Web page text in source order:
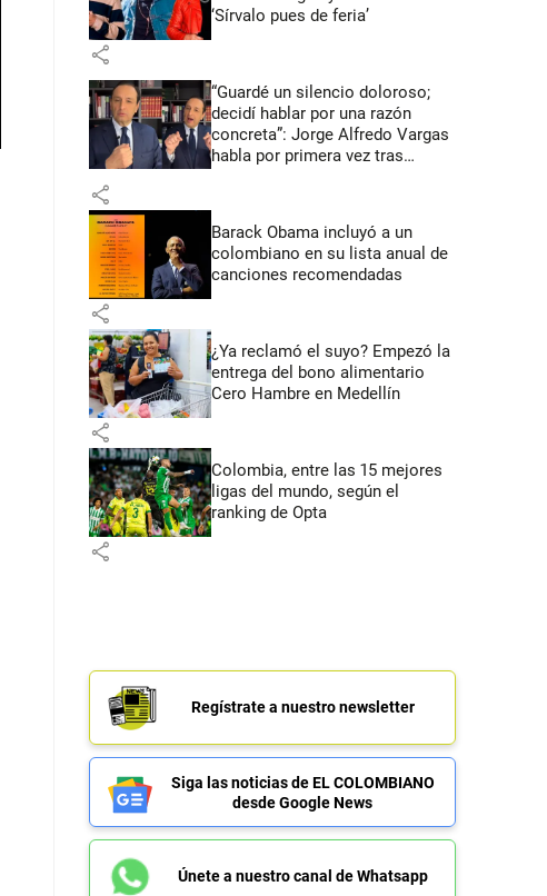
‘Sírvalo pues de feria’
share
“Guardé un silencio doloroso;
decidí hablar por una razón
concreta”: Jorge Alfredo Vargas
habla por primera vez tras
share
Barack Obama incluyó a un
colombiano en su lista anual de
canciones recomendadas
share
¿Ya reclamó el suyo? Empezó la
entrega del bono alimentario
Cero Hambre en Medellín
share
Colombia, entre las 15 mejores
ligas del mundo, según el
ranking de Opta
share
Regístrate a nuestro newsletter
Siga las noticias de EL COLOMBIANO
desde Google News
Únete a nuestro canal de Whatsapp